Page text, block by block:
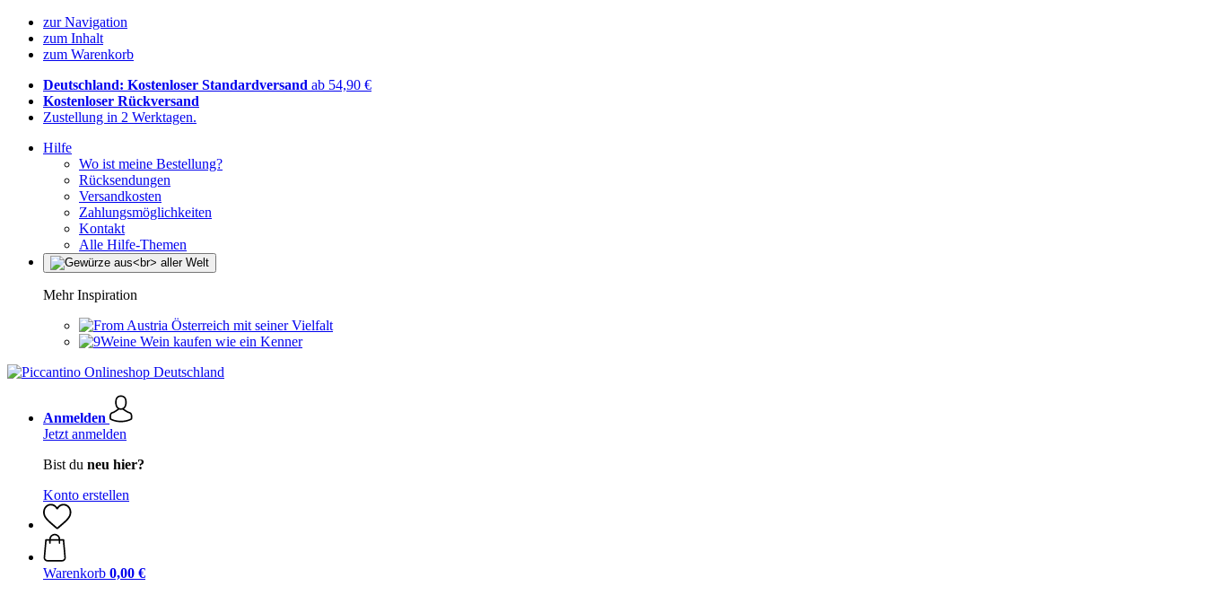
zur Navigation
zum Inhalt
zum Warenkorb
Deutschland: Kostenloser Standardversand ab 54,90 €
Kostenloser Rückversand
Zustellung in 2 Werktagen.
Hilfe
Wo ist meine Bestellung?
Rücksendungen
Versandkosten
Zahlungsmöglichkeiten
Kontakt
Alle Hilfe-Themen
Mehr Inspiration
Österreich mit seiner Vielfalt
Wein kaufen wie ein Kenner
Anmelden
Jetzt anmelden
Bist du neu hier?
Konto erstellen
Warenkorb 0,00 €